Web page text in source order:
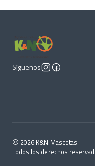
Síguenos
2026 K&N Mascotas.
Todos los derechos